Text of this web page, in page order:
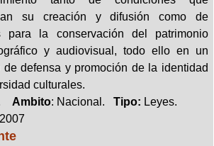
su creación y difusión como de
para la conservación del patrimonio
y audiovisual, todo ello en un
de defensa y promoción de la identidad
culturales.
Ambito: Nacional. Tipo: Leyes.